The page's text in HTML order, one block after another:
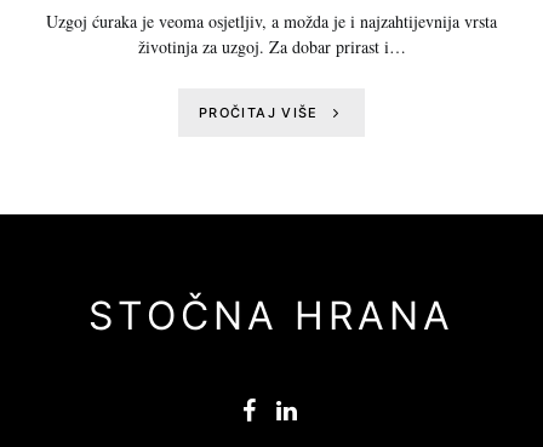
Uzgoj ćuraka je veoma osjetljiv, a možda je i najzahtijevnija vrsta
životinja za uzgoj. Za dobar prirast i…
PROČITAJ VIŠE
STOČNA HRANA